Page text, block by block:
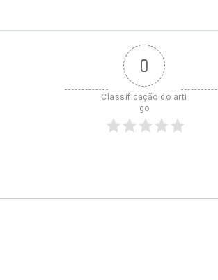
0
Classificação do arti
go